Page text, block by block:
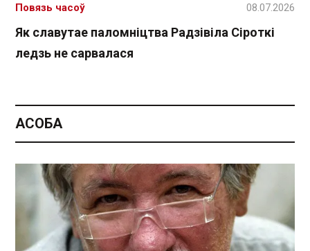
Як славутае паломніцтва Радзівіла Сіроткі
ледзь не сарвалася
Повязь часоў 08.07.2026
АСОБА